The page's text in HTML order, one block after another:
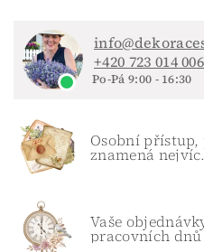
+420 723 014 006
Po-Pá 9:00 - 16:30
Osobní přístup,
znamená
Vaše
pracovních